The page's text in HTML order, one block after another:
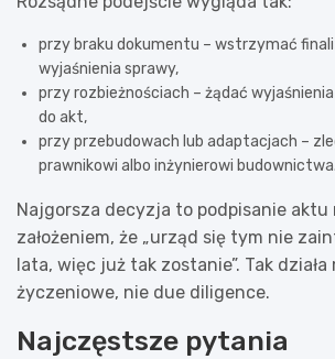
przy braku dokumentu – wstrzymać
wyjaśnienia sprawy,
przy rozbieżnościach – żądać
do akt,
przy przebudowach lub adaptacjach –
prawnikowi albo inżynierowi budownictwa.
Najgorsza decyzja to podpisanie aktu
założeniem, że „urząd się tym nie
lata, więc już tak zostanie”. Tak działa
życzeniowe, nie due diligence.
Najczęstsze pytania